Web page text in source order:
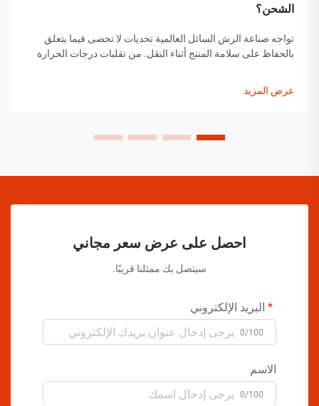
الشحن؟
تواجه صناعة الرش السائل العالمية تحديات لا تحصى فيما يتعلق
بالحفاظ على سلامة المنتج أثناء النقل. من تقلبات درجات الحرارة
عرض المزيد
احصل على عرض سعر مجاني
سيتصل بك ممثلنا قريبًا.
البريد الإلكتروني
0/100
الاسم
0/100